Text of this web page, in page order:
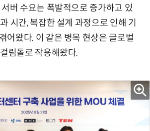
버 수요는 폭발적으로 증가하고 있
시간, 복잡한 설계 과정으로 인해 기
어왔다. 이 같은 병목 현상은 글로벌
림돌로 작용해왔다.